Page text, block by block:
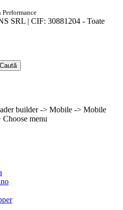
SRL | CIF: 30881204 - Toate
Caută
builder -> Mobile -> Mobile
menu